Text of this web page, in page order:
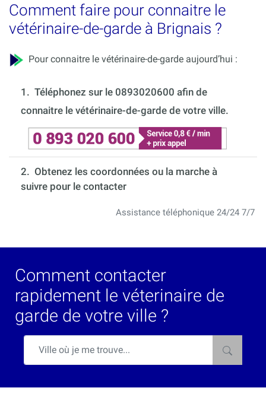
Comment faire pour connaitre le
vétérinaire-de-garde à Brignais ?
Pour connaitre le vétérinaire-de-garde aujourd’hui :
1. Téléphonez sur le 0893020600 afin de
connaitre le vétérinaire-de-garde de votre ville.
2. Obtenez les coordonnées ou la marche à
suivre pour le contacter
Assistance téléphonique 24/24 7/7
Comment contacter
rapidement le véterinaire de
garde de votre ville ?